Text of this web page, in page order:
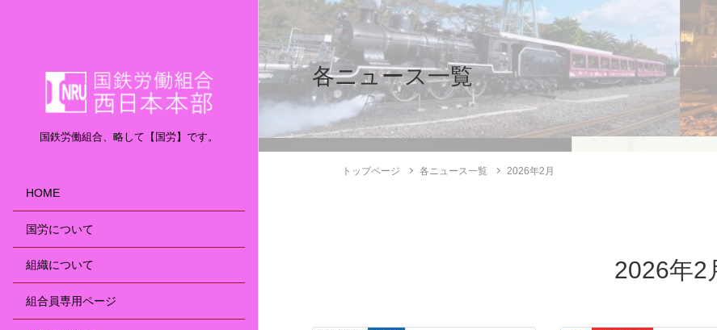
国鉄労働組合、略して【国労】です。
HOME
国労について
組織について
組合員専用ページ
各ニュース一覧
トップページ 各ニュース一覧 2026年2月
2026年2